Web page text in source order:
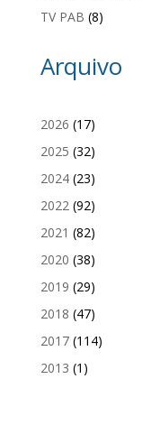
TV PAB (8)
Arquivo
2026 (17)
2025 (32)
2024(23)
2022(92)
2021 (82)
2020 (38)
2019 (29)
2018 (47)
2017(114)
2013 (1)